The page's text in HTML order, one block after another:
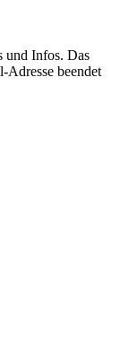
und Infos. Das
Adresse beendet